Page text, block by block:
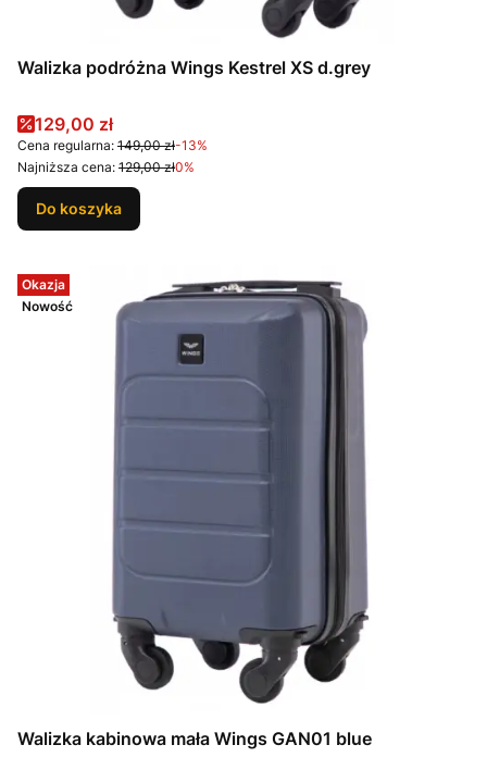
Walizka podróżna Wings Kestrel XS d.grey
Cena promocyjna
129,00 zł
Cena regularna: 149,00 zł-13%
Najniższa cena: 129,00 zł0%
Do koszyka
Okazja
Nowość
Walizka kabinowa mała Wings GAN01 blue